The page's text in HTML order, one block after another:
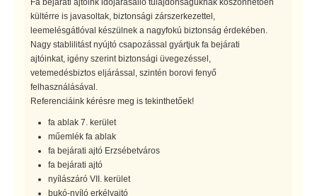
Fa bejárati ajtóink időjárásálló tulajdonságuknak köszönhetően
kültérre is javasoltak, biztonsági zárszerkezettel,
leemelésgátlóval készülnek a nagyfokú biztonság érdekében.
Nagy stablilitást nyújtó csapozással gyártjuk fa bejárati
ajtóinkat, igény szerint biztonsági üvegezéssel,
vetemedésbiztos eljárással, szintén borovi fenyő
felhasználásával.
Referenciáink kérésre meg is tekinthetőek!
fa ablak 7. kerület
műemlék fa ablak
fa bejárati ajtó Erzsébetváros
fa bejárati ajtó
nyílászáró VII. kerület
bukó-nyíló erkélyajtó